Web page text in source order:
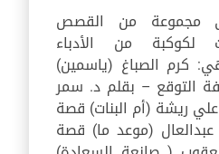
مجموعة من القصص
لكوكبة من الأدباء
كرم الصباغ (ياسمين)
التوقع – بقلم د. سمر
ريشة (أم البنات) قصة
(موعد ما) قصة